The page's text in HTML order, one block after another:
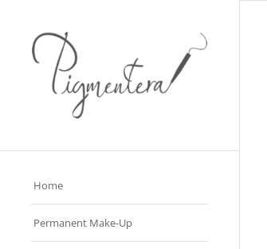
Home
Permanent Make-Up